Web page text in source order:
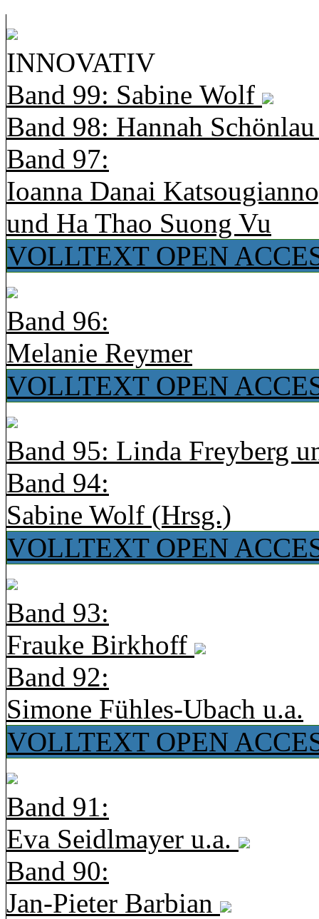
INNOVATIV
Band 99: Sabine Wolf
Band 98: Hannah
Band 97:
Ioanna Danai
und Ha Thao Suong Vu
VOLLTEXT OPEN
Band 96:
Melanie Reymer
VOLLTEXT OPEN
Band 95: Linda Freyberg
Band 94:
Sabine Wolf (Hrsg.)
VOLLTEXT OPEN
Band 93:
Frauke Birkhoff
Band 92:
Simone Fühles-Ubach u.a.
VOLLTEXT OPEN
Band 91:
Eva Seidlmayer u.a.
Band 90:
Jan-Pieter Barbian